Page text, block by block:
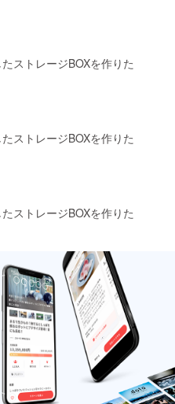
ストレージBOXを作りた
ストレージBOXを作りた
ストレージBOXを作りた